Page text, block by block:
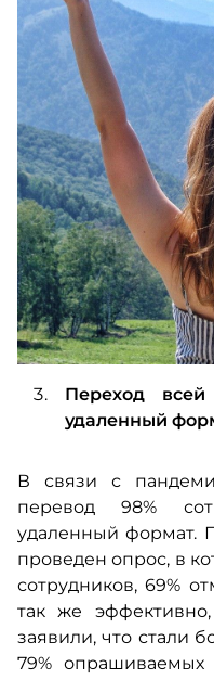
Переход
удаленный
В связи с
перевод 98%
удаленный формат.
проведен опрос, в
сотрудников, 69%
так же
заявили, что стали
79% опрашиваемых